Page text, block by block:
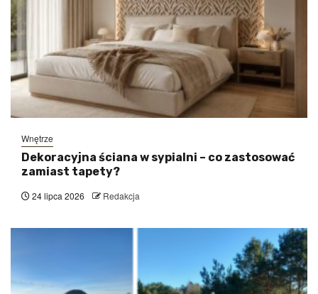
Wnętrze
Dekoracyjna ściana w sypialni – co zastosować
zamiast tapety?
24 lipca 2026 Redakcja